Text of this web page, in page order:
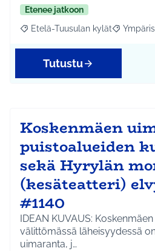
Etenee jatkoon
Rajaa tulokset aihepiirin mukaan:
Etelä-Tuusulan kylät Rajaa
Tutustu
Koskenmäen
puistoalueiden
sekä Hyrylän
(kesäteatteri)
#1140
IDEAN KUVAUS:
välittömässä läheisyydessä
uimaranta, j…